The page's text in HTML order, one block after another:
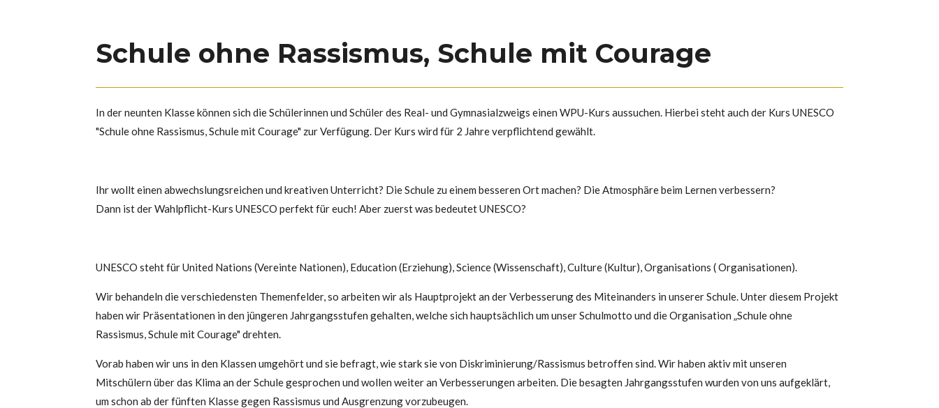
Schule ohne Rassismus, Schule mit Courage
In der neunten Klasse können sich die Schülerinnen und Schüler des Real- und Gymnasialzweigs einen WPU-Kurs aussuchen. Hierbei steht auch der Kurs UNESCO
"Schule ohne Rassismus, Schule mit Courage" zur Verfügung. Der Kurs wird für 2 Jahre verpflichtend gewählt.
Ihr wollt einen abwechslungsreichen und kreativen Unterricht? Die Schule zu einem besseren Ort machen? Die Atmosphäre beim Lernen verbessern?
Dann ist der Wahlpflicht-Kurs UNESCO perfekt für euch! Aber zuerst was bedeutet UNESCO?
UNESCO steht für United Nations (Vereinte Nationen), Education (Erziehung), Science (Wissenschaft), Culture (Kultur), Organisations ( Organisationen).
Wir behandeln die verschiedensten Themenfelder, so arbeiten wir als Hauptprojekt an der Verbesserung des Miteinanders in unserer Schule. Unter diesem Projekt
haben wir Präsentationen in den jüngeren Jahrgangsstufen gehalten, welche sich hauptsächlich um unser Schulmotto und die Organisation „Schule ohne
Rassismus, Schule mit Courage" drehten.
Vorab haben wir uns in den Klassen umgehört und sie befragt, wie stark sie von Diskriminierung/Rassismus betroffen sind. Wir haben aktiv mit unseren
Mitschülern über das Klima an der Schule gesprochen und wollen weiter an Verbesserungen arbeiten. Die besagten Jahrgangsstufen wurden von uns aufgeklärt,
um schon ab der fünften Klasse gegen Rassismus und Ausgrenzung vorzubeugen.